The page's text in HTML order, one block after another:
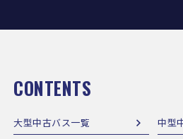
CONTENTS
大型中古バス一覧 中型